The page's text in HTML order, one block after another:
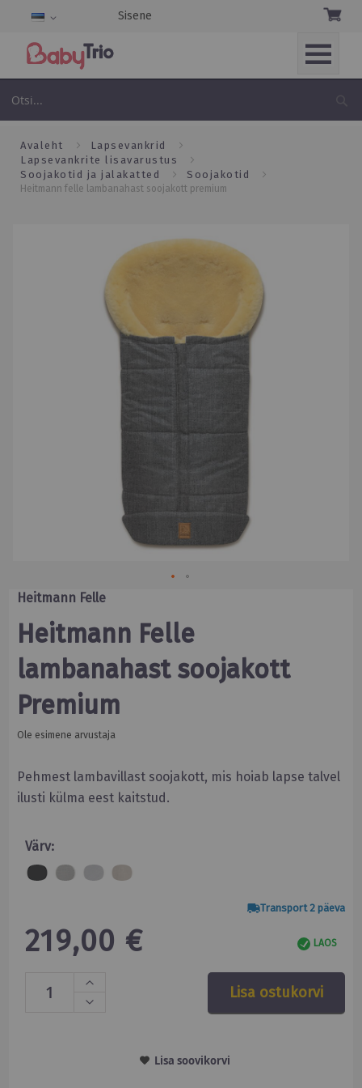
Sisene
Skip
Content
Keel
avaleht
lapsevankrid
lapsevankrite lisavarustus
soojakotid ja jalakatted
soojakotid
heitmann felle lambanahast soojakott premium
Skip
the
beginning
images
Heitmann Felle
Pehmest lambavillast soojakott, mis hoiab lapse talvel
ilusti külma eest kaitstud.
Värv:
Transport 2 päeva
219,00 € LAOS
Lisa ostukorvi
Lisa soovikorvi
Heitmann Felle
lambanahast soojakott
Premium
Ole esimene arvustaja